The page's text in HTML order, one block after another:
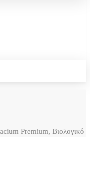
Premium, Βιολογικό